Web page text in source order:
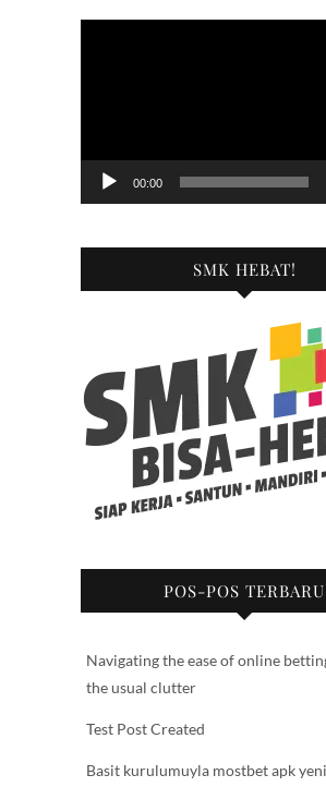
00:00
SMK HEBAT!
POS-POS TERBARU
Navigating the ease of online
the usual clutter
Test Post Created
Basit kurulumuyla mostbet apk yeni